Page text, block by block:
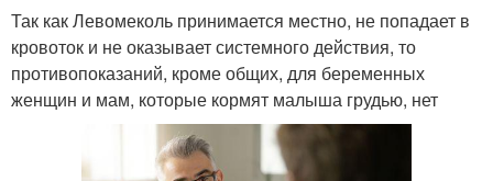
Так как Левомеколь принимается местно, не попадает в
кровоток и не оказывает системного действия, то
противопоказаний, кроме общих, для беременных
женщин и мам, которые кормят малыша грудью, нет